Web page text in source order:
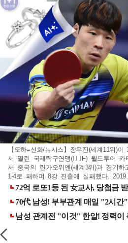
【도하=신화/뉴시스】장우진(세계11위)
서 열린 국제탁구연맹(ITTF) 월드투어
서 중국의 린가오위엔(세계3위)과 경기
1-4로 패하며 8강 진출에 실패했다.